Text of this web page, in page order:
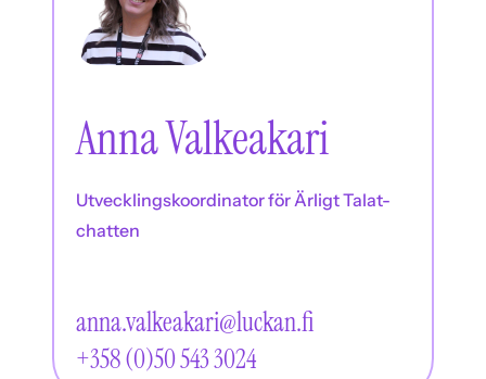
Anna Valkeakari
Utvecklingskoordinator för Ärligt Talat-
chatten
anna.valkeakari@luckan.fi
+358 (0)50 543 3024